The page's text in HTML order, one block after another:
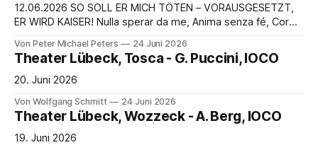
12.06.2026 SO SOLL ER MICH TÖTEN – VORAUSGESETZT,
ER WIRD KAISER! Nulla sperar da me, Anima senza fé, Cor
orrore? (Arie der Agrippina, 2.Akt / 3. Szene) Fürsten
dürfen lügen… Das Römische Reich uns seine
verhängnisvollen Intrigen bilden das
Von Peter Michael Peters 24 Juni 2026
Theater Lübeck, Tosca - G. Puccini, IOCO
20. Juni 2026
Von Wolfgang Schmitt 24 Juni 2026
Theater Lübeck, Wozzeck - A. Berg, IOCO
19. Juni 2026